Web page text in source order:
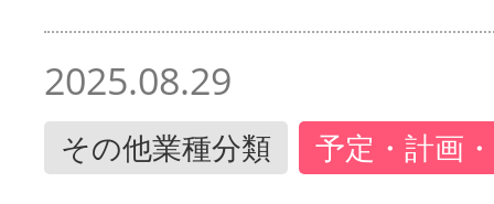
2025.08.29
その他業種分類 予定・計画